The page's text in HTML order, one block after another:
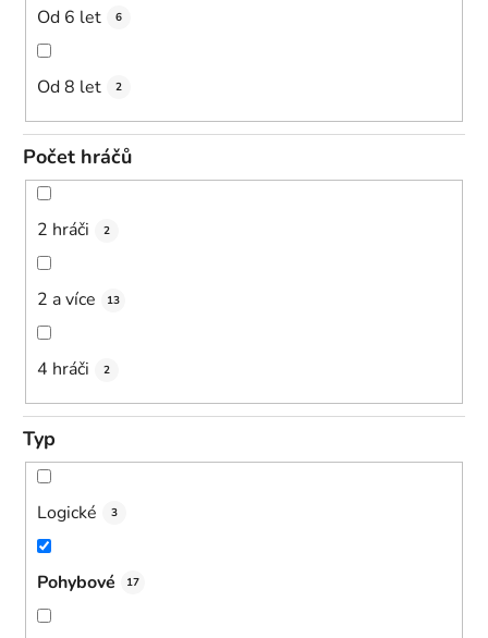
Od 6 let 6
Od 8 let 2
Počet hráčů
2 hráči 2
2 a více 13
4 hráči 2
Typ
Logické 3
Pohybové 17